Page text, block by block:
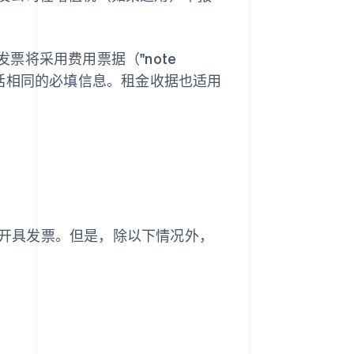
票将采用费用票据（"note
同的必填信息。租金收据也适用
发票。但是，除以下情况外，